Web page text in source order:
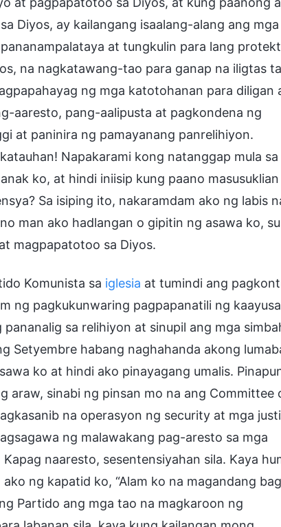
Diyos, ay kailangang isaalang-alang ang mga
at tungkulin para lang
na nagkatawang-tao para ganap na iligtas
ng mga katotohanan para diligan
aaresto, pang-aalipusta at pagkondena ng
at paninira ng pamayanang panrelihiyon.
Napakarami kong natanggap mula sa
ko, at hindi iniisip kung paano
Sa isiping ito, nakaramdam ako ng labis
man ako hadlangan o gipitin ng asawa ko,
magpapatotoo sa Diyos.
Komunista sa iglesia at tumindi ang
ng pagkukunwaring pagpapanatili ng
sa relihiyon at sinupil ang mga
Setyembre habang naghahanda akong
ko at hindi ako pinayagang umalis.
araw, sinabi ng pinsan mo na ang Committee
na operasyon ng security at mga
ng malawakang pag-aresto sa mga
naaresto, sesentensiyahan sila. Kaya
ng kapatid ko, “Alam ko na magandang
Partido ang mga tao na magkaroon ng